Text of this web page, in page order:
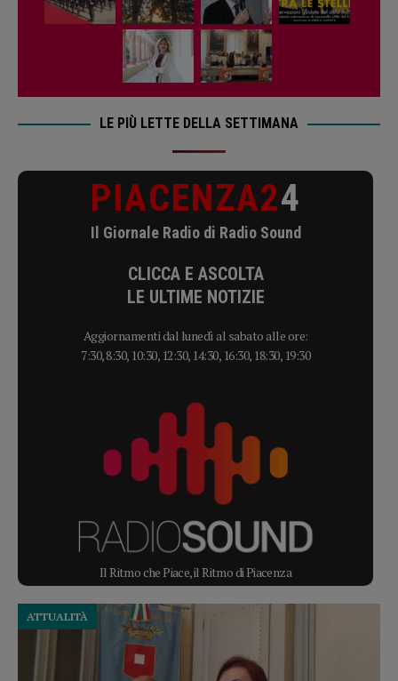
LE PIÙ LETTE DELLA SETTIMANA
PIACENZA24
Il Giornale Radio di Radio Sound
CLICCA E ASCOLTA
LE ULTIME NOTIZIE
Aggiornamenti dal lunedì al sabato alle ore:
7:30, 8:30, 10:30, 12:30, 14:30, 16:30, 18:30, 19:30
Il Ritmo che Piace, il Ritmo di Piacenza
ATTUALITÀ